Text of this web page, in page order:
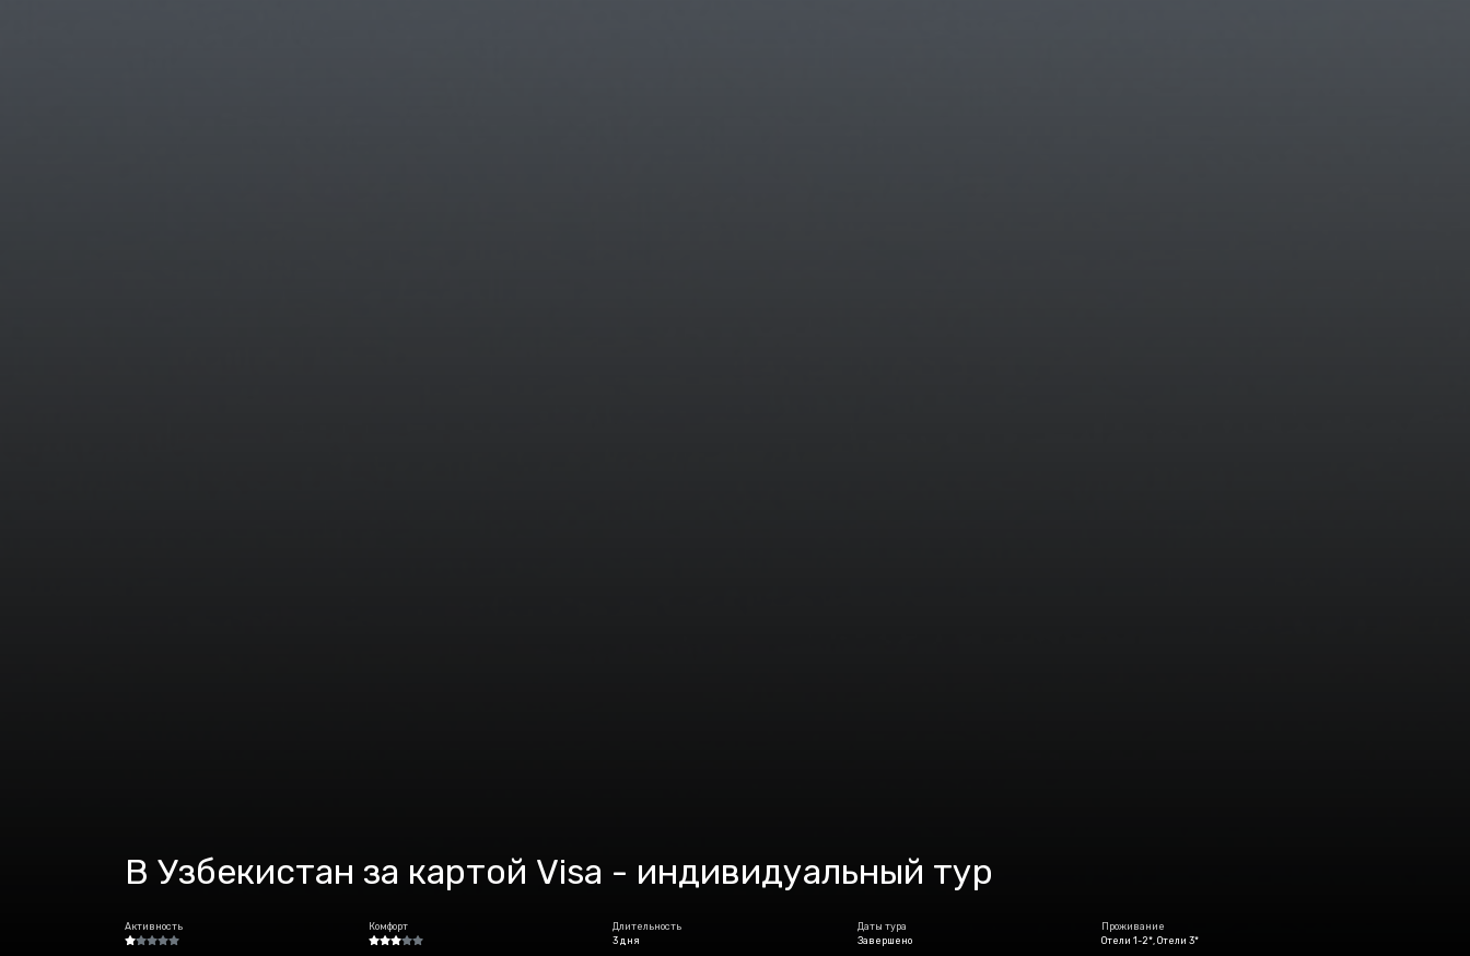
В Узбекистан за картой Visa - индивидуальный тур
Активность Комфорт
Длительность
3 дня
Даты тура
Завершено
Проживание
Отели 1-2*, Отели 3*